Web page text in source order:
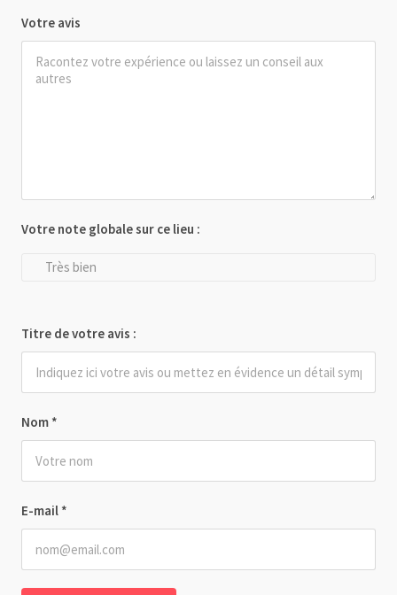
Votre avis
Nom *
E-mail *
Votre note globale sur ce lieu :
Très bien
Titre de votre avis :